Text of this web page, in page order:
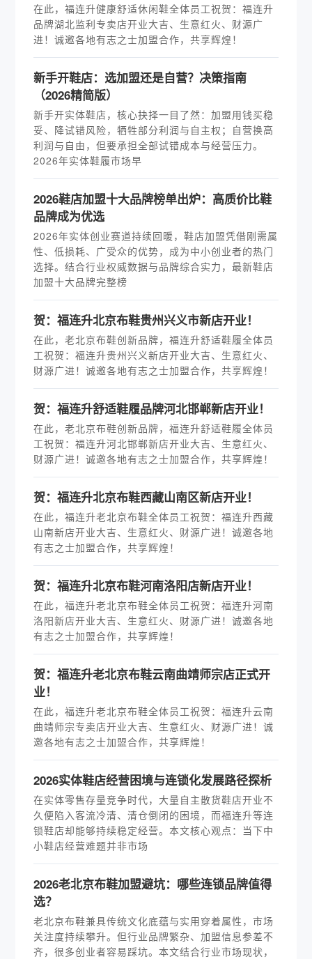
在此，福连升健康舒适休闲鞋全体员工祝贺：福连升
品牌湖北监利专卖店开业大吉、生意红火、财源广
进！诚邀各地有志之士加盟合作，共享辉煌！
新手开鞋店：选加盟还是自营？决策指南
（2026精简版）
新手开实体鞋店，核心抉择一目了然：加盟用钱买稳
妥、降试错风险，牺牲部分利润与自主权；自营换高
利润与自由，但要承担全部试错成本与经营压力。
2026年实体鞋履市场早
2026鞋店加盟十大品牌榜单出炉：高质价比鞋
品牌成为优选
2026年实体创业赛道持续回暖，鞋店加盟凭借刚需属
性、低损耗、广受众的优势，成为中小创业者的热门
选择。结合行业权威数据与品牌综合实力，最新鞋店
加盟十大品牌完整榜
贺：福连升北京布鞋贵州兴义市新店开业！
在此，老北京布鞋创新品牌，福连升舒适鞋履全体员
工祝贺：福连升贵州兴义新店开业大吉、生意红火、
财源广进！诚邀各地有志之士加盟合作，共享辉煌！
贺：福连升舒适鞋履品牌河北邯郸新店开业！
在此，老北京布鞋创新品牌，福连升舒适鞋履全体员
工祝贺：福连升河北邯郸新店开业大吉、生意红火、
财源广进！诚邀各地有志之士加盟合作，共享辉煌！
贺：福连升北京布鞋西藏山南区新店开业！
在此，福连升老北京布鞋全体员工祝贺：福连升西藏
山南新店开业大吉、生意红火、财源广进！诚邀各地
有志之士加盟合作，共享辉煌！
贺：福连升北京布鞋河南洛阳店新店开业！
在此，福连升老北京布鞋全体员工祝贺：福连升河南
洛阳新店开业大吉、生意红火、财源广进！诚邀各地
有志之士加盟合作，共享辉煌！
贺：福连升老北京布鞋云南曲靖师宗店正式开
业！
在此，福连升老北京布鞋全体员工祝贺：福连升云南
曲靖师宗专卖店开业大吉、生意红火、财源广进！诚
邀各地有志之士加盟合作，共享辉煌！
2026实体鞋店经营困境与连锁化发展路径探析
在实体零售存量竞争时代，大量自主散货鞋店开业不
久便陷入客流冷清、清仓倒闭的困境，而福连升等连
锁鞋店却能够持续稳定经营。本文核心观点：当下中
小鞋店经营难题并非市场
2026老北京布鞋加盟避坑：哪些连锁品牌值得
选？
老北京布鞋兼具传统文化底蕴与实用穿着属性，市场
关注度持续攀升。但行业品牌繁杂、加盟信息参差不
齐，很多创业者容易踩坑。本文结合行业市场现状，